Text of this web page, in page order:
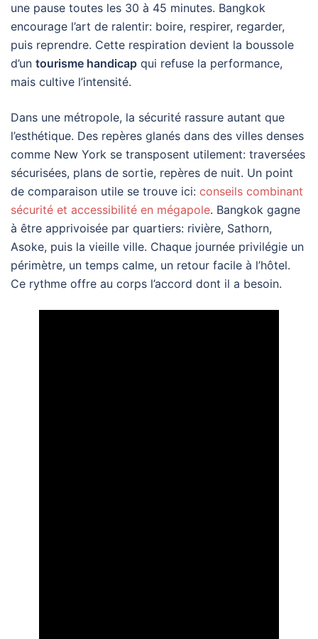
une pause toutes les 30 à 45 minutes. Bangkok
encourage l’art de ralentir: boire, respirer, regarder,
puis reprendre. Cette respiration devient la boussole
d’un tourisme handicap qui refuse la performance,
mais cultive l’intensité.
Dans une métropole, la sécurité rassure autant que
l’esthétique. Des repères glanés dans des villes denses
comme New York se transposent utilement: traversées
sécurisées, plans de sortie, repères de nuit. Un point
de comparaison utile se trouve ici: conseils combinant
sécurité et accessibilité en mégapole. Bangkok gagne
à être apprivoisée par quartiers: rivière, Sathorn,
Asoke, puis la vieille ville. Chaque journée privilégie un
périmètre, un temps calme, un retour facile à l’hôtel.
Ce rythme offre au corps l’accord dont il a besoin.